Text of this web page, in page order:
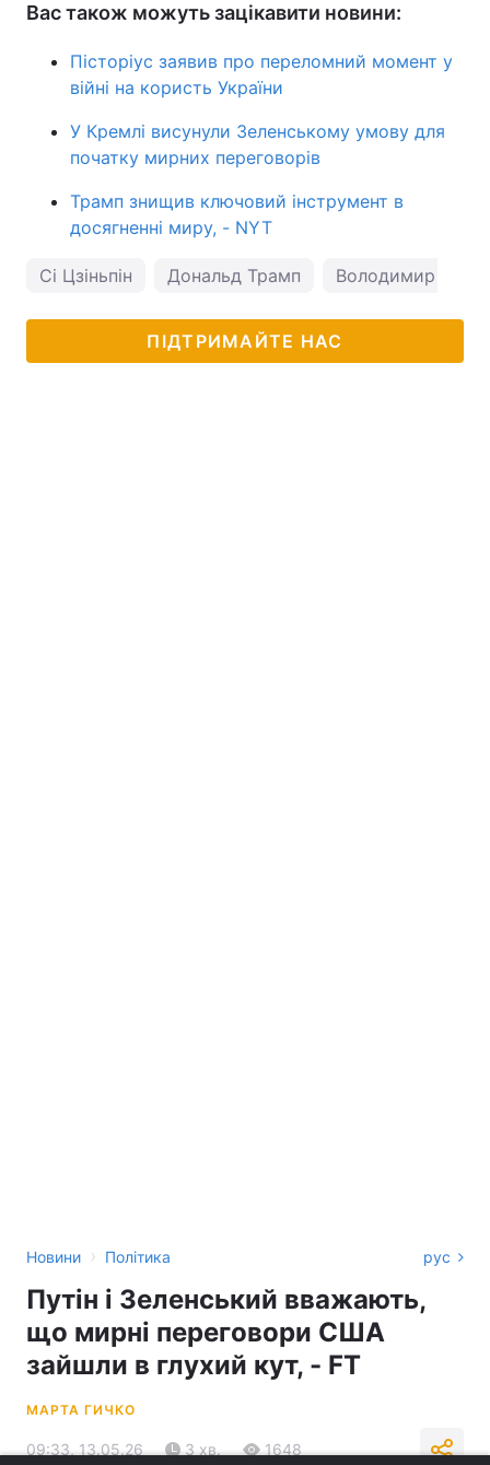
Вас також можуть зацікавити новини:
Пісторіус заявив про переломний момент у
війні на користь України
У Кремлі висунули Зеленському умову для
початку мирних переговорів
Трамп знищив ключовий інструмент в
досягненні миру, - NYT
Сі Цзіньпін Дональд Трамп Володимир
ПІДТРИМАЙТЕ НАС
Новини › Політика рус
Путін і Зеленський вважають,
що мирні переговори США
зайшли в глухий кут, - FT
МАРТА ГИЧКО
09:33, 13.05.26 3 хв. 1648